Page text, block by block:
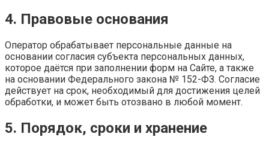
4. Правовые основания
Оператор обрабатывает персональные данные на
основании согласия субъекта персональных данных,
которое даётся при заполнении форм на Сайте, а также
на основании Федерального закона № 152-ФЗ. Согласие
действует на срок, необходимый для достижения целей
обработки, и может быть отозвано в любой момент.
5. Порядок, сроки и хранение